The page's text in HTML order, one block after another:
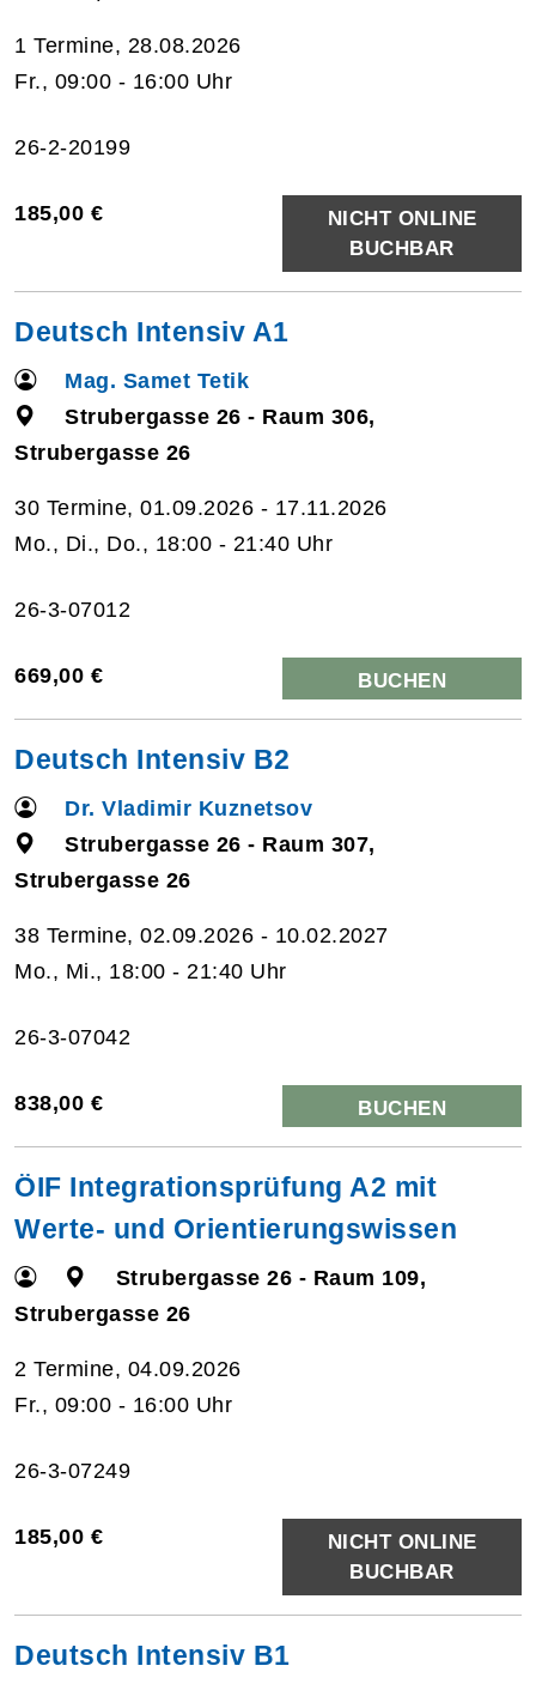
1 Termine, 28.08.2026
Fr., 09:00 - 16:00 Uhr
26-2-20199
185,00 €
NICHT ONLINE
BUCHBAR
Deutsch Intensiv A1
Mag. Samet Tetik
Strubergasse 26 - Raum 306,
Strubergasse 26
30 Termine, 01.09.2026 - 17.11.2026
Mo., Di., Do., 18:00 - 21:40 Uhr
26-3-07012
669,00 € BUCHEN
Deutsch Intensiv B2
Dr. Vladimir Kuznetsov
Strubergasse 26 - Raum 307,
Strubergasse 26
38 Termine, 02.09.2026 - 10.02.2027
Mo., Mi., 18:00 - 21:40 Uhr
26-3-07042
838,00 € BUCHEN
ÖIF Integrationsprüfung A2 mit
Werte- und Orientierungswissen
Strubergasse 26 - Raum 109,
Strubergasse 26
2 Termine, 04.09.2026
Fr., 09:00 - 16:00 Uhr
26-3-07249
185,00 €
NICHT ONLINE
BUCHBAR
Deutsch Intensiv B1